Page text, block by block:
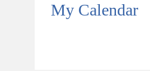
My Calendar